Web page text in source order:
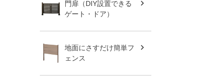
門扉（DIY設置できる
ゲート・ドア）
地面にさすだけ簡単フ
ェンス